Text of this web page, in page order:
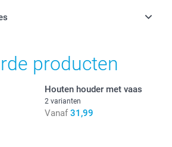
producten
Houten houder met vaas
2 varianten
Vanaf 31,99